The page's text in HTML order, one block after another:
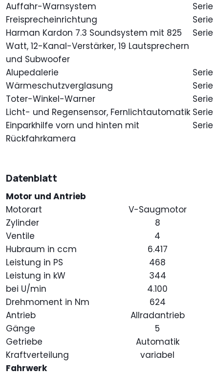
Auffahr-Warnsystem
Serie
Freisprecheinrichtung
Serie
Harman Kardon 7.3 Soundsystem mit 825
Watt, 12-Kanal-Verstärker, 19 Lautsprechern
und Subwoofer
Serie
Alupedalerie
Serie
Wärmeschutzverglasung
Serie
Toter-Winkel-Warner
Serie
Licht- und Regensensor, Fernlichtautomatik Serie
Einparkhilfe vorn und hinten mit
Rückfahrkamera
Serie
Datenblatt
Motor und Antrieb
Motorart
V-Saugmotor
Zylinder
8
Ventile
4
Hubraum in ccm
6.417
Leistung in PS
468
Leistung in kW
344
bei U/min
4.100
Drehmoment in Nm
624
Antrieb
Allradantrieb
Gänge
5
Getriebe
Automatik
Kraftverteilung
variabel
Fahrwerk